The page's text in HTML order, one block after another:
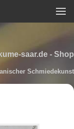
saar.de - Shop
Schmiedekunst